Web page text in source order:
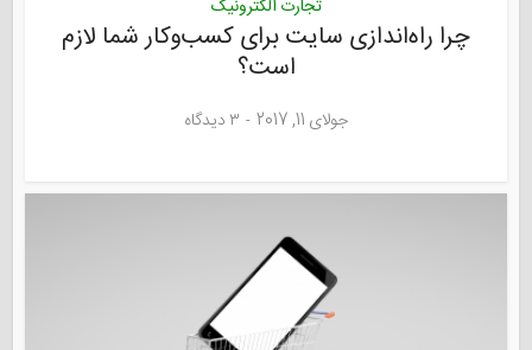
تجارت الکترونیک
چرا راه‌اندازی سایت برای کسب‌و‌کار شما لازم
است؟
جولای 11, 2017 ۳ دیدگاه